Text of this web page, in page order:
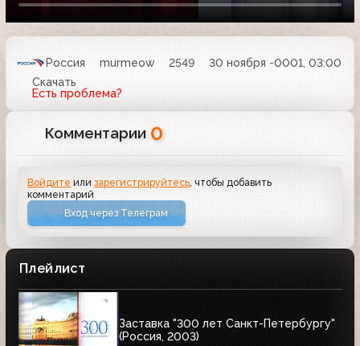
Россия murmeow 2549
30 ноября -0001, 03:00
Скачать
Есть проблема?
Комментарии 0
Войдите илизарегистрируйтесь, чтобы добавить
комментарий
Вход через Телеграм
Плейлист
Заставка "300 лет Санкт-Петербургу"
(Россия, 2003)